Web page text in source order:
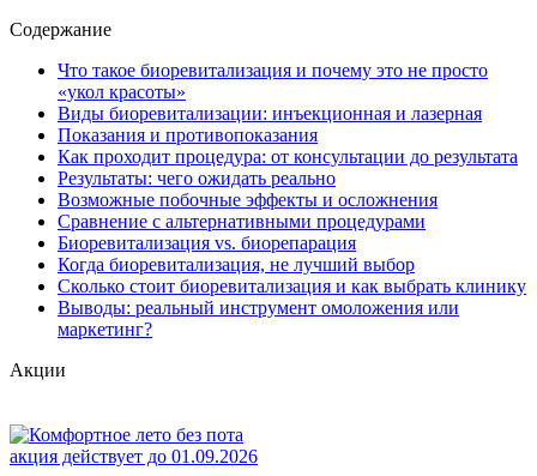
Содержание
Что такое биоревитализация и почему это не просто
«укол красоты»
Виды биоревитализации: инъекционная и лазерная
Показания и противопоказания
Как проходит процедура: от консультации до результата
Результаты: чего ожидать реально
Возможные побочные эффекты и осложнения
Сравнение с альтернативными процедурами
Биоревитализация vs. биорепарация
Когда биоревитализация, не лучший выбор
Сколько стоит биоревитализация и как выбрать клинику
Выводы: реальный инструмент омоложения или
маркетинг?
Акции
акция действует до 01.09.2026